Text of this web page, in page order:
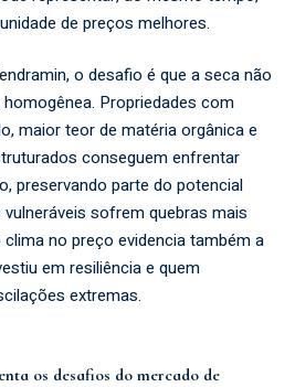
de preços melhores.
o desafio é que a seca não
Propriedades com
maior teor de matéria orgânica e
conseguem enfrentar
preservando parte do potencial
sofrem quebras mais
no preço evidencia também a
em resiliência e quem
extremas.
os desafios do mercado de